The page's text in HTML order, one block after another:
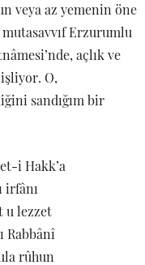
veya az yemenin öne
Erzurumlu
açlık ve
O,
sandığım bir
i Hakk’a
irfânı
u lezzet
Rabbânî
rûhun